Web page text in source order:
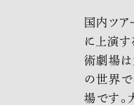
国内ツア
に上演す
術劇場は
の世界で
場です。